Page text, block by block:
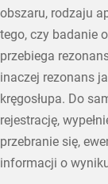
obszaru, rodzaju
tego, czy badanie
przebiega
inaczej rezonans
kręgosłupa. Do
rejestrację,
przebranie się,
informacji o